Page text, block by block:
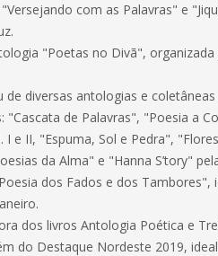
com as Palavras" e
"Poetas no Divã", organizada
de diversas antologias e
"Cascata de Palavras", "Poesia a
I e II, "Espuma, Sol e Pedra",
da Alma" e "Hanna S’tory"
dos Fados e dos
dos livros Antologia Poética e
do Destaque Nordeste 2019,